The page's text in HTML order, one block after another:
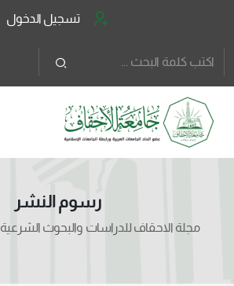
تسجيل الدخول
رسوم النشر
مجلة الاحقاف للدراسات والبحوث الشرعية